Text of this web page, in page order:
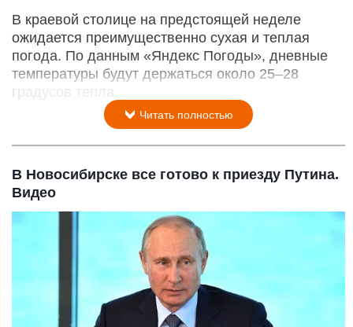
В краевой столице на предстоящей неделе
ожидается преимущественно сухая и теплая
погода. По данным «Яндекс Погоды», дневные
температуры будут держаться около 25–28
градусов тепла.
Читать полностью
В Новосибирске все готово к приезду Путина.
Видео